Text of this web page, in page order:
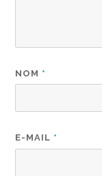
NOM *
E-MAIL *